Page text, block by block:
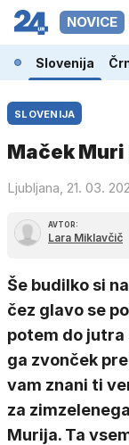
NOVICE
Slovenija
SLOVENIJA
Maček
Ljubljana, 21. 03.
AVTOR:
Lara Miklavčič
Še budilko si
čez glavo se
potem do jutra
ga zvonček
vam znani ti
za
Murija. Ta